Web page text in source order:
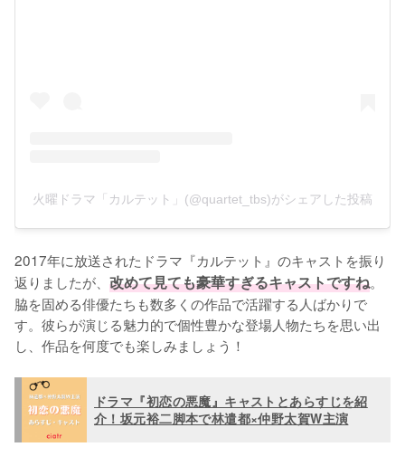
火曜ドラマ「カルテット」(@quartet_tbs)がシェアした投稿
2017年に放送されたドラマ『カルテット』のキャストを振り
返りましたが、 改めて見ても豪華すぎるキャストですね。
脇を固める俳優たちも数多くの作品で活躍する人ばかりで
す。彼らが演じる魅力的で個性豊かな登場人物たちを思い出
し、作品を何度でも楽しみましょう！
ドラマ『初恋の悪魔』キャストとあらすじを紹
介！坂元裕二脚本で林遣都×仲野太賀W主演